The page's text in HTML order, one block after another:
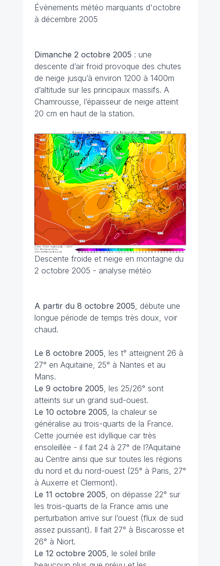
Évènements météo marquants d'octobre
à décembre 2005
Dimanche 2 octobre 2005 : une
descente d’air froid provoque des chutes
de neige jusqu’à environ 1200 à 1400m
d’altitude sur les principaux massifs. A
Chamrousse, l’épaisseur de neige atteint
20 cm en haut de la station.
Descente froide et neige en montagne du
2 octobre 2005 - analyse météo
A partir du 8 octobre 2005, débute une
longue période de temps très doux, voir
chaud.
Le 8 octobre 2005, les t° atteignent 26 à
27° en Aquitaine, 25° à Nantes et au
Mans.
Le 9 octobre 2005, les 25/26° sont
atteints sur un grand sud-ouest.
Le 10 octobre 2005, la chaleur se
généralise au trois-quarts de la France.
Cette journée est idyllique car très
ensoleillée - il fait 24 à 27° de l?Aquitaine
au Centre ainsi que sur toutes les régions
du nord et du nord-ouest (25° à Paris, 27°
à Auxerre et Clermont).
Le 11 octobre 2005, on dépasse 22° sur
les trois-quarts de la France amis une
perturbation arrive sur l’ouest (flux de sud
assez puissant). Il fait 27° à Biscarosse et
26° à Niort.
Le 12 octobre 2005, le soleil brille